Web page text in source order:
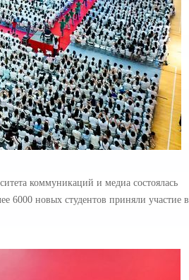
коммуникаций и медиа состоялась
6000 новых студентов приняли участие в